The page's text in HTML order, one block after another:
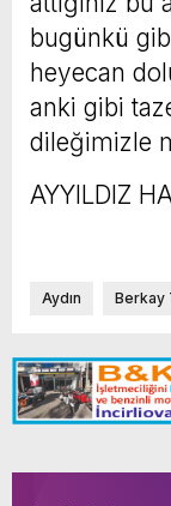
bugünkü
heyecan
anki gibi
dileğimizle
AYYILDIZ
Aydın Berkay